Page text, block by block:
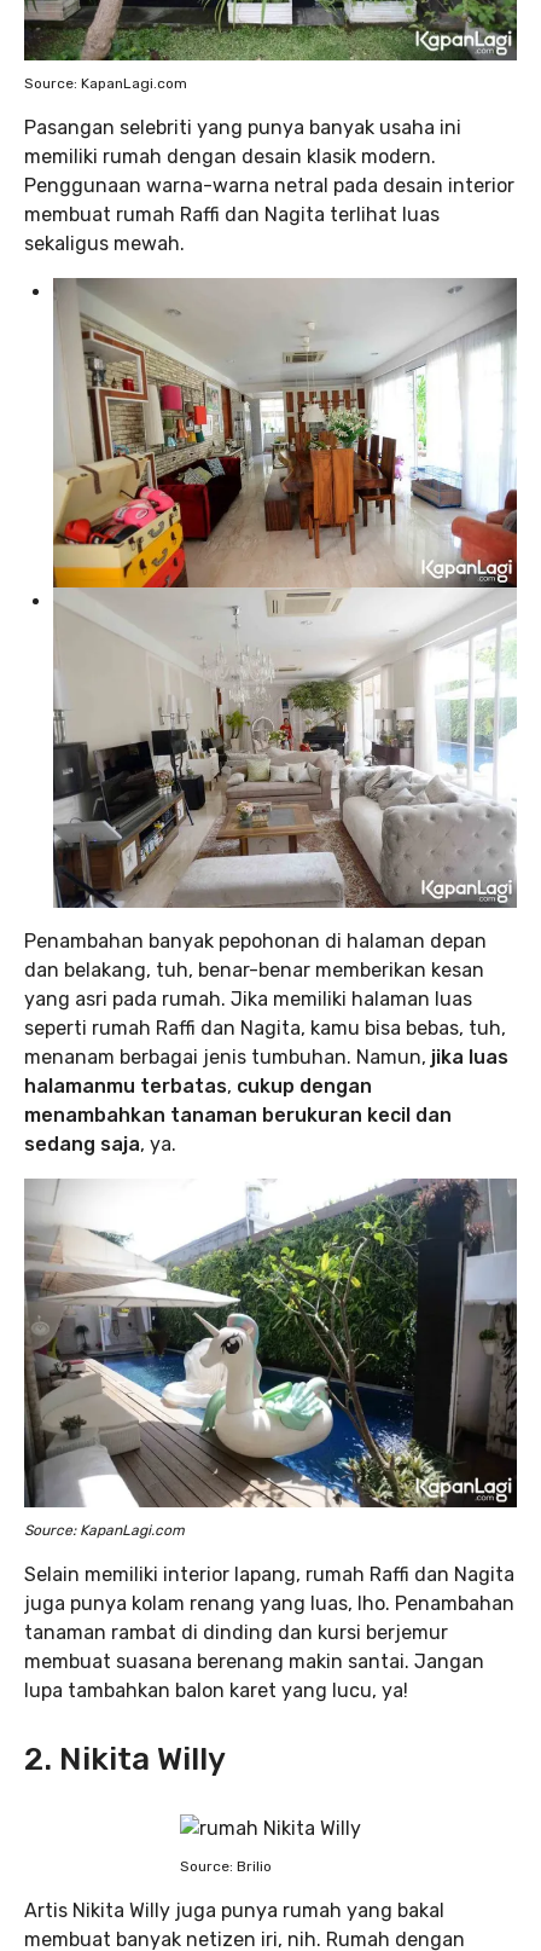
Source: KapanLagi.com
Pasangan selebriti yang punya banyak usaha ini
memiliki rumah dengan desain klasik modern.
Penggunaan warna-warna netral pada desain interior
membuat rumah Raffi dan Nagita terlihat luas
sekaligus mewah.
Penambahan banyak pepohonan di halaman depan
dan belakang, tuh, benar-benar memberikan kesan
yang asri pada rumah. Jika memiliki halaman luas
seperti rumah Raffi dan Nagita, kamu bisa bebas, tuh,
menanam berbagai jenis tumbuhan. Namun, jika luas
halamanmu terbatas, cukup dengan
menambahkan tanaman berukuran kecil dan
sedang saja, ya.
Source: KapanLagi.com
Selain memiliki interior lapang, rumah Raffi dan Nagita
juga punya kolam renang yang luas, lho. Penambahan
tanaman rambat di dinding dan kursi berjemur
membuat suasana berenang makin santai. Jangan
lupa tambahkan balon karet yang lucu, ya!
2. Nikita Willy
Source: Brilio
Artis Nikita Willy juga punya rumah yang bakal
membuat banyak netizen iri, nih. Rumah dengan